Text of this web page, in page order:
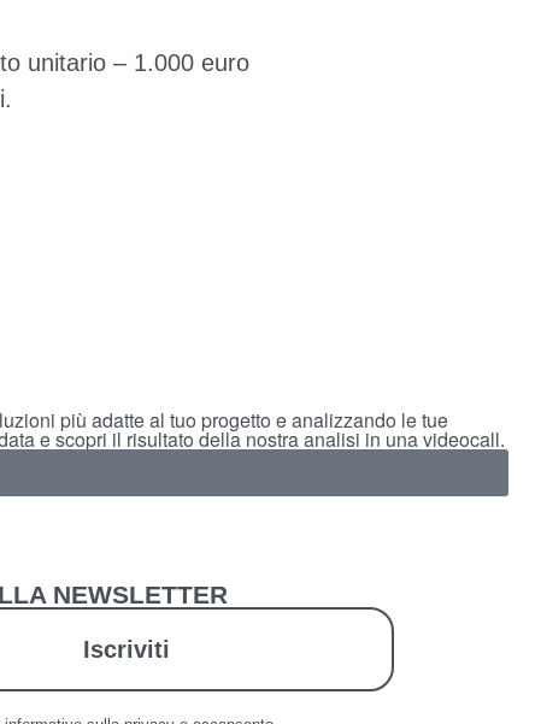
unitario – 1.000 euro
più adatte al tuo progetto e analizzando le tue
e scopri il risultato della nostra analisi in una videocall.
NEWSLETTER
Iscriviti